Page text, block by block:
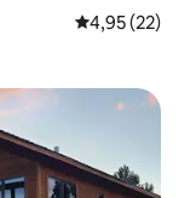
4,95 de
4,95 (22)